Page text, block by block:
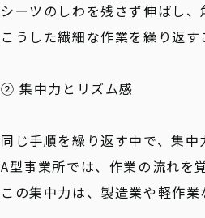
シーツのしわを残さず伸ばし、
こうした繊細な作業を繰り返
② 集中力とリズム感
同じ手順を繰り返す中で、集中
A型事業所では、作業の流れを
この集中力は、製造業や軽作業